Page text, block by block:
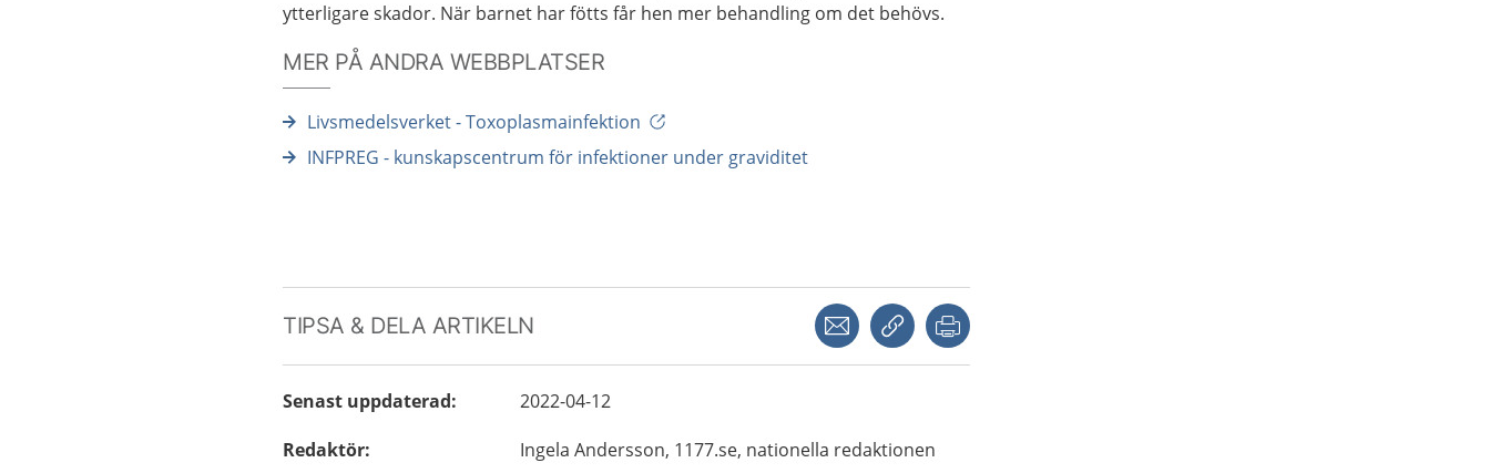
ytterligare skador. När barnet har fötts får hen mer behandling om det behövs.
MER PÅ ANDRA WEBBPLATSER
Livsmedelsverket - Toxoplasmainfektion
INFPREG - kunskapscentrum för infektioner under graviditet
TIPSA & DELA ARTIKELN Dela via mejlKopiera länk
Senast uppdaterad:
2022-04-12
Redaktör: Ingela Andersson, 1177.se, nationella redaktionen